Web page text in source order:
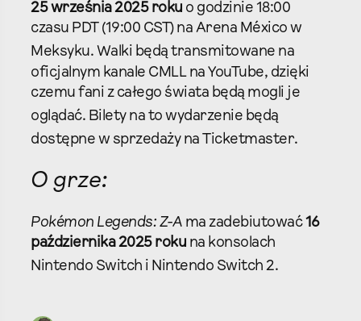
25 września 2025 roku o godzinie 18:00
czasu PDT (19:00 CST) na Arena México w
Meksyku. Walki będą transmitowane na
oficjalnym kanale CMLL na YouTube, dzięki
czemu fani z całego świata będą mogli je
oglądać. Bilety na to wydarzenie będą
dostępne w sprzedaży na Ticketmaster.
O grze:
Pokémon Legends: Z-A ma zadebiutować16
października 2025 roku na konsolach
Nintendo Switch i Nintendo Switch 2.